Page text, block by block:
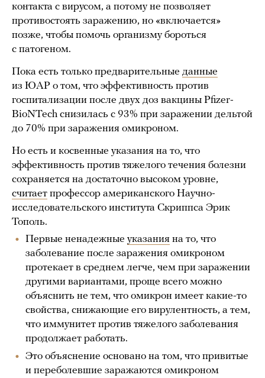
контакта с вирусом, а потому не позволяет
противостоять заражению, но «включается»
позже, чтобы помочь организму бороться
с патогеном.
Пока есть только предварительные данные
из ЮАР о том, что эффективность против
госпитализации после двух доз вакцины Pfizer-
BioNTech снизилась с 93% при заражении дельтой
до 70% при заражения омикроном.
Но есть и косвенные указания на то, что
эффективность против тяжелого течения болезни
сохраняется на достаточно высоком уровне,
считает профессор американского Научно-
исследовательского института Скриппса Эрик
Тополь.
Первые ненадежные указания на то, что
заболевание после заражения омикроном
протекает в среднем легче, чем при заражении
другими вариантами, проще всего можно
объяснить не тем, что омикрон имеет какие-то
свойства, снижающие его вирулентность, а тем,
что иммунитет против тяжелого заболевания
продолжает работать.
Это объяснение основано на том, что привитые
и переболевшие заражаются омикроном